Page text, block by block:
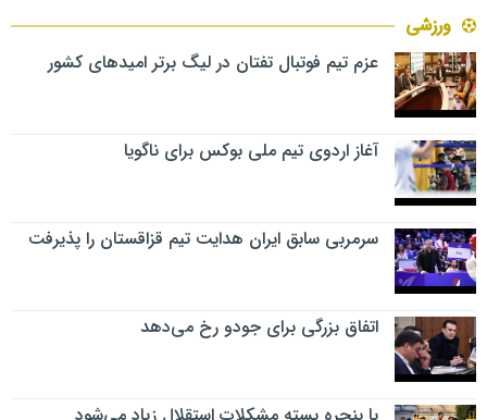
ورزشی
عزم تیم فوتبال تفتان در لیگ برتر امیدهای کشور
آغاز اردوی تیم ملی بوکس برای ناگویا
سرمربی سابق ایران هدایت تیم قزاقستان را پذیرفت
اتفاق بزرگی برای جودو رخ می‌دهد